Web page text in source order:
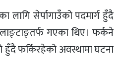
सेर्पागाउँको पदमार्ग हुँदै
गएका थिए। फर्कने
हुँदै फर्किरहेको अवस्थामा घटना